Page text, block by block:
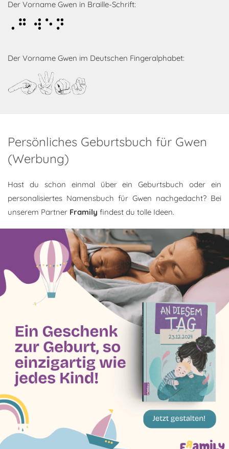
Der Vorname Gwen in Braille-Schrift:
Gwen
Der Vorname Gwen im Deutschen Fingeralphabet:
Gwen
Persönliches Geburtsbuch für Gwen
(Werbung)
Hast du schon einmal über ein Geburtsbuch oder ein
personalisiertes Namensbuch für Gwen nachgedacht? Bei
unserem Partner Framily findest du tolle Ideen.